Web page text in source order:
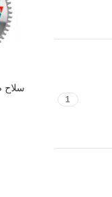
1
إضافة